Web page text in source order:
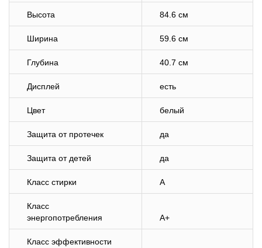
Высота 84.6 см
Ширина 59.6 см
Глубина 40.7 см
Дисплей есть
Цвет белый
Защита от протечек да
Защита от детей да
Класс стирки A
Класс
энергопотребления
A+
Класс эффективности